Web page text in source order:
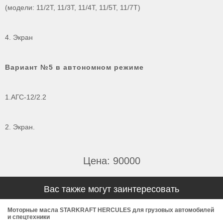
(модели: 11/2Т, 11/3Т, 11/4Т, 11/5Т, 11/7Т)
4. Экран
Вариант №5 в автономном режиме
1.АГС-12/2.2
2. Экран.
Цена: 90000
Вас также могут заинтересовать
Моторные масла STARKRAFT HERCULES для грузовых автомобилей
и спецтехники